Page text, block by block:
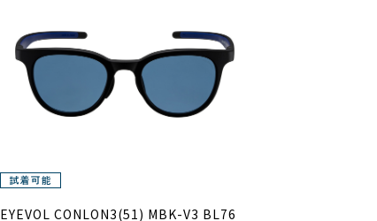
EYEVOL CONLON3(51) MBK-V3 BL76